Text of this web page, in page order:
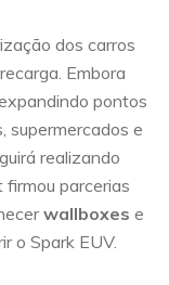
dos carros
Embora
pontos
supermercados e
realizando
firmou parcerias
wallboxes e
o Spark EUV.